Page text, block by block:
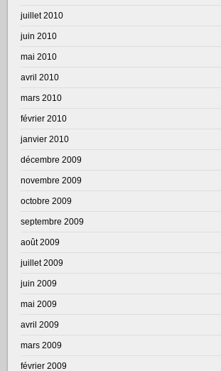
juillet 2010
juin 2010
mai 2010
avril 2010
mars 2010
février 2010
janvier 2010
décembre 2009
novembre 2009
octobre 2009
septembre 2009
août 2009
juillet 2009
juin 2009
mai 2009
avril 2009
mars 2009
février 2009